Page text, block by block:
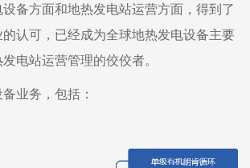
备方面和地热发电站运营方面，得到了
认可，已经成为全球地热发电设备主要
电站运营管理的佼佼者。
业务，包括：